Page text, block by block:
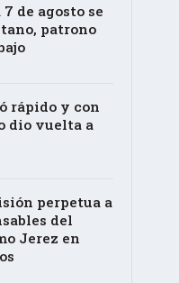
de agosto se
patrono
rápido y con
dio vuelta a
perpetua a
del
Jerez en